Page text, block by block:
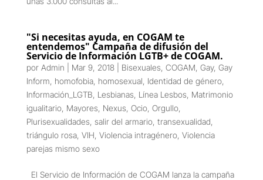
"Si necesitas ayuda, en COGAM te
entendemos" Campaña de difusión del
Servicio de Información LGTB+ de COGAM.
por Admin Mar 9, 2018| Bisexuales COGAM Gay, Gay
Inform homofobia, homosexual Identidad de género,
Información_LGTB Lesbianas Línea Lesbos Matrimonio
igualitario, Mayores Nexus Ocio, Orgullo,
Plurisexualidades salir del armario, transexualidad
triángulo rosa, VIH Violencia intragénero, Violencia
parejas mismo sexo
El Servicio de Información de COGAM lanza la campaña